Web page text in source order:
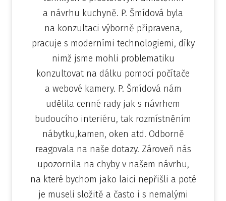
a návrhu kuchyně. P. Šmídová byla
na konzultaci výborně připravena,
pracuje s moderními technologiemi, díky
nimž jsme mohli problematiku
konzultovat na dálku pomocí počítače
a webové kamery. P. Šmídová nám
udělila cenné rady jak s návrhem
budoucího interiéru, tak rozmístněním
nábytku,kamen, oken atd. Odborně
reagovala na naše dotazy. Zároveň nás
upozornila na chyby v našem návrhu,
na které bychom jako laici nepřišli a poté
je museli složitě a často i s nemalými